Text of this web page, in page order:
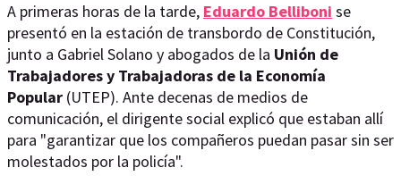
A primeras horas de la tarde, Eduardo Belliboni se
presentó en la estación de transbordo de Constitución,
junto a Gabriel Solano y abogados de la Unión de
Trabajadores y Trabajadoras de la Economía
Popular (UTEP). Ante decenas de medios de
comunicación, el dirigente social explicó que estaban allí
para "garantizar que los compañeros puedan pasar sin ser
molestados por la policía".